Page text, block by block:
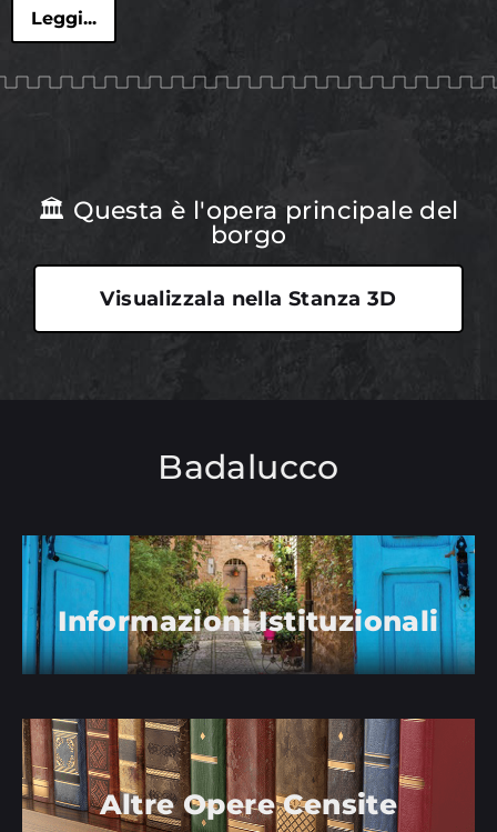
Leggi...
🏛 Questa è l'opera principale del
borgo
Visualizzala nella Stanza 3D
Badalucco
Informazioni Istituzionali
Altre Opere Censite